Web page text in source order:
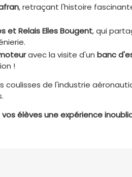
, retraçant l'histoire
et Relais Elles Bougent, qui
avec la visite d'un banc
!
coulisses de l'industrie
élèves une expérience